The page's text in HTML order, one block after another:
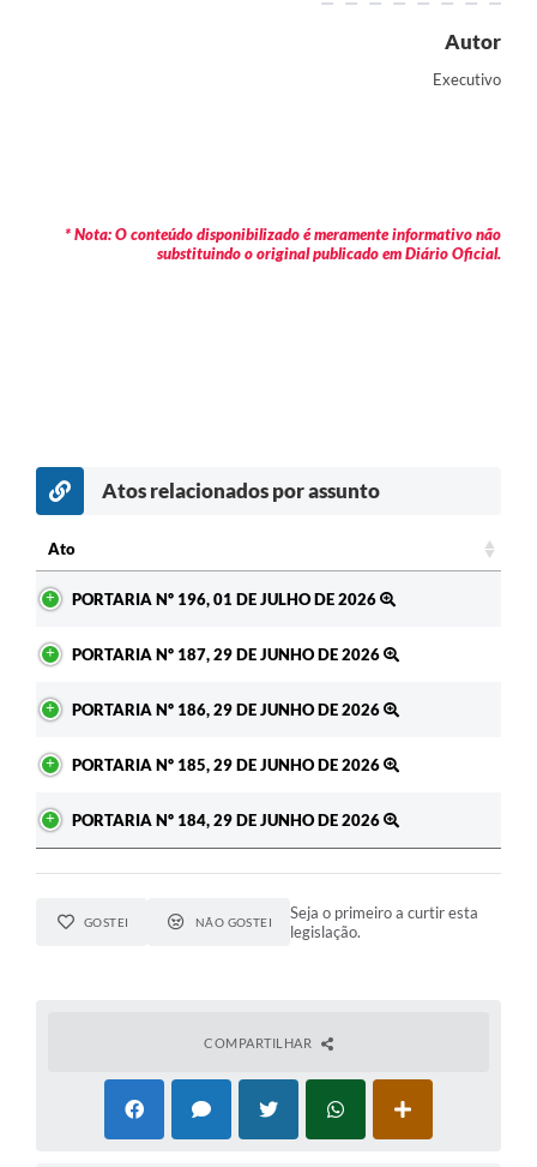
Autor
Executivo
* Nota: O conteúdo disponibilizado é meramente informativo não
substituindo o original publicado em Diário Oficial.
Atos relacionados por assunto
Ato
PORTARIA Nº 196, 01 DE JULHO DE 2026
PORTARIA Nº 187, 29 DE JUNHO DE 2026
PORTARIA Nº 186, 29 DE JUNHO DE 2026
PORTARIA Nº 185, 29 DE JUNHO DE 2026
PORTARIA Nº 184, 29 DE JUNHO DE 2026
GOSTEI NÃO GOSTEI
Seja o primeiro a curtir esta
legislação.
COMPARTILHAR